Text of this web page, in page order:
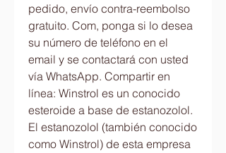
pedido, envío contra-reembolso
gratuito. Com, ponga si lo desea
su número de teléfono en el
email y se contactará con usted
vía WhatsApp. Compartir en
línea: Winstrol es un conocido
esteroide a base de estanozolol.
El estanozolol (también conocido
como Winstrol) de esta empresa